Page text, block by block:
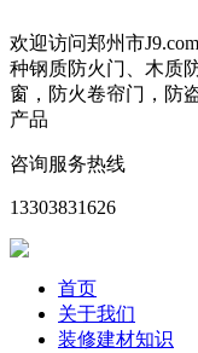
欢迎访问郑州市
种钢质防火门、木质
窗，防火卷帘门，防
产品
咨询服务热线
13303831626
首页
关于我们
装修建材知识